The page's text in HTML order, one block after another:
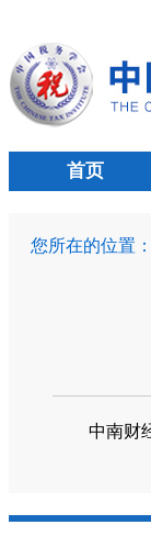
首页
您所在的位置：
中南财经